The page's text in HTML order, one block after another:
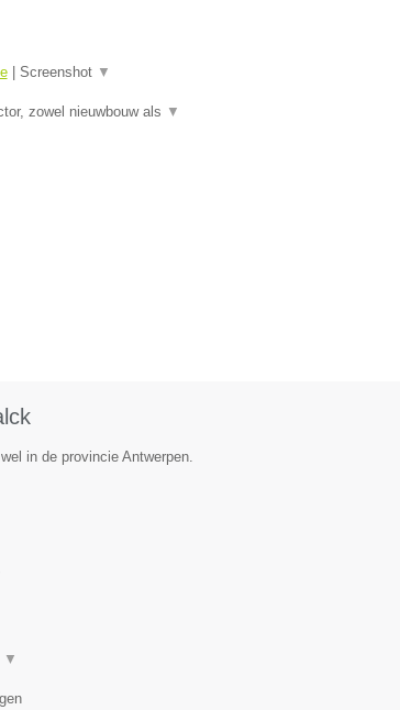
| Screenshot ▼
zowel nieuwbouw als ▼
in de provincie Antwerpen.
▼